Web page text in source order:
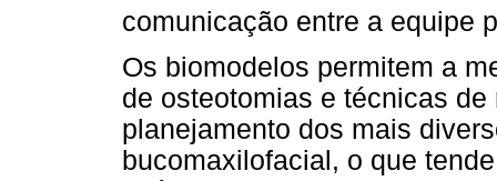
comunicação entre a equipe
Os biomodelos permitem a
de osteotomias e técnicas
planejamento dos mais
bucomaxilofacial, o que